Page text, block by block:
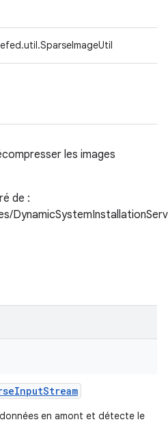
les images
de :
InputStream
en amont et détecte le